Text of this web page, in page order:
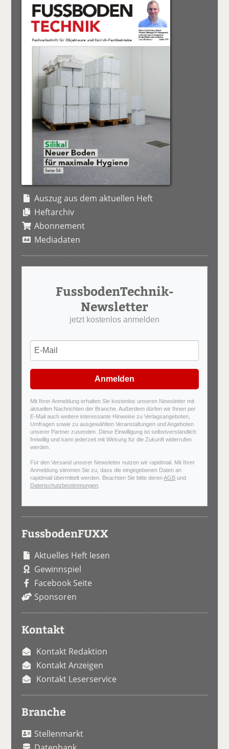
Auszug aus dem aktuellen Heft
Heftarchiv
Abonnement
Mediadaten
FussbodenTechnik-
Newsletter
jetzt kostenlos anmelden
Anmelden
Mit Ihrer Anmeldung erhalten Sie kostenlos unseren Newsletter mit
aktuellen Nachrichten der Branche. Außerdem dürfen wir Ihnen per
E-Mail auch weitere interessante Hinweise zu Verlagsangeboten,
Umfragen sowie zu ausgewählten Veranstaltungen und Angeboten
unserer Partner zusenden. Diese Einwilligung ist selbstverständlich
freiwillig und kann jederzeit mit Wirkung für die Zukunft widerrufen
werden.
Für den Versand unserer Newsletter nutzen wir rapidmail. Mit Ihrer
Anmeldung stimmen Sie zu, dass die eingegebenen Daten an
rapidmail übermittelt werden. Beachten Sie bitte derenAGB und
Datenschutzbestimmungen
FussbodenFUXX
Aktuelles Heft lesen
Gewinnspiel
Facebook Seite
Sponsoren
Kontakt
Kontakt Redaktion
Kontakt Anzeigen
Kontakt Leserservice
Branche
Stellenmarkt